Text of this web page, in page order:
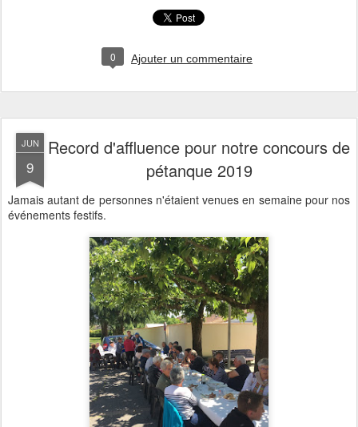
0 Ajouter un commentaire
JUN
9
Record d'affluence pour notre concours de
pétanque 2019
Jamais autant de personnes n'étaient venues en semaine pour nos
événements festifs.